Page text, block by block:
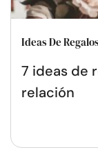
Ideas De
7 ideas de
relación